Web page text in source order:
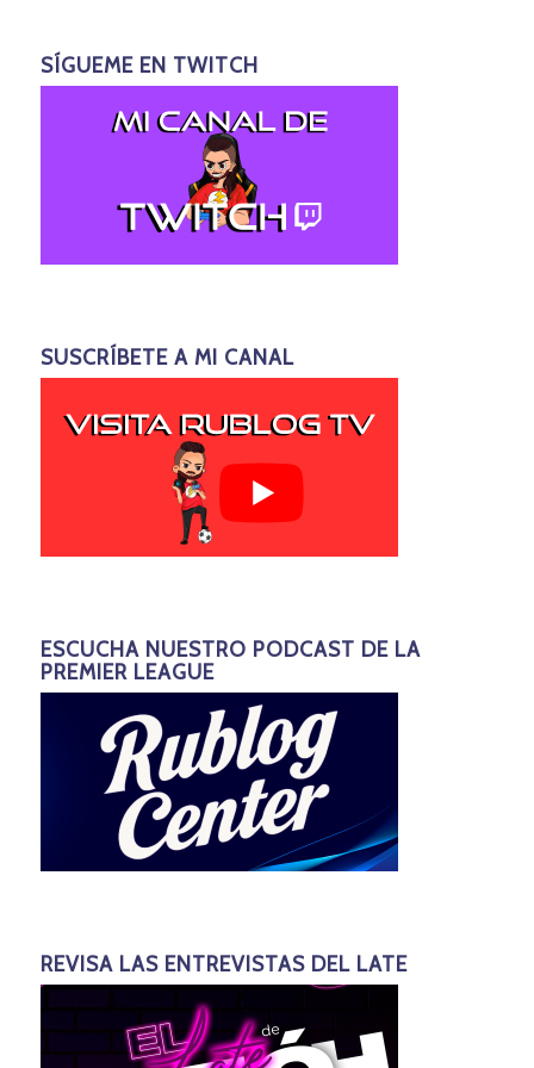
SÍGUEME EN TWITCH
SUSCRÍBETE A MI CANAL
ESCUCHA NUESTRO PODCAST DE LA
PREMIER LEAGUE
REVISA LAS ENTREVISTAS DEL LATE